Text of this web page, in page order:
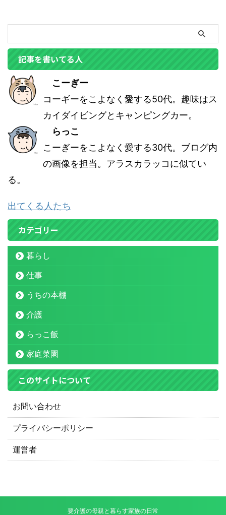
記事を書いてる人
こーぎー
コーギーをこよなく愛する50代。趣味はス
カイダイビングとキャンピングカー。
らっこ
こーぎーをこよなく愛する30代。ブログ内
の画像を担当。アラスカラッコに似てい
る。
出てくる人たち
カテゴリー
暮らし
仕事
うちの本棚
介護
らっこ飯
家庭菜園
このサイトについて
お問い合わせ
プライバシーポリシー
運営者
要介護の母親と暮らす家族の日常